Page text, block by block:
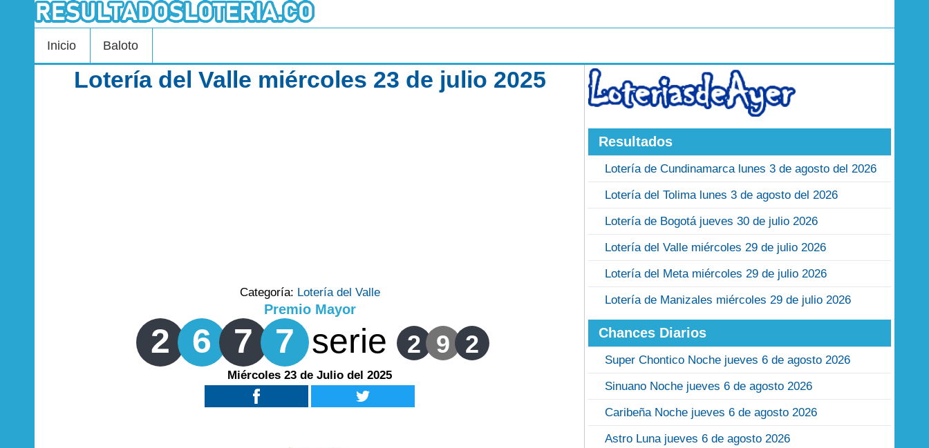
Inicio Baloto
Lotería del Valle miércoles 23 de julio 2025
Categoría: Lotería del Valle
Premio Mayor
2 6 7 7 serie 2 9 2
Miércoles 23 de Julio del 2025
Resultados
Lotería de Cundinamarca lunes 3 de agosto del 2026
Lotería del Tolima lunes 3 de agosto del 2026
Lotería de Bogotá jueves 30 de julio 2026
Lotería del Valle miércoles 29 de julio 2026
Lotería del Meta miércoles 29 de julio 2026
Lotería de Manizales miércoles 29 de julio 2026
Chances Diarios
Super Chontico Noche jueves 6 de agosto 2026
Sinuano Noche jueves 6 de agosto 2026
Caribeña Noche jueves 6 de agosto 2026
Astro Luna jueves 6 de agosto 2026